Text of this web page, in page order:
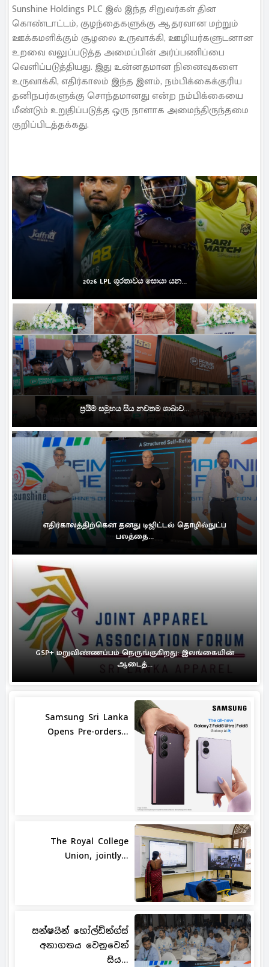
Sunshine Holdings PLC இல் இந்த சிறுவர்கள் தின
கொண்டாட்டம், குழந்தைகளுக்கு ஆதரவான மற்றும்
ஊக்கமளிக்கும் சூழலை உருவாக்கி, ஊழியர்களுடனான
உறவை வலுப்படுத்த அமைப்பின் அர்ப்பணிப்பை
வெளிப்படுத்தியது. இது உன்னதமான நினைவுகளை
உருவாக்கி, எதிர்காலம் இந்த இளம், நம்பிக்கைக்குரிய
தனிநபர்களுக்கு சொந்தமானது என்ற நம்பிக்கையை
மீண்டும் உறுதிப்படுத்த ஒரு நாளாக அமைந்திருந்தமை
குறிப்பிடத்தக்கது.
2026 LPL ශූරතාවය සොයා යන...
ප්‍රයිම් සමූහය සිය නවතම ශාඛාව...
எதிர்காலத்திற்கென தனது டிஜிட்டல் தொழில்நுட்ப
பலத்தை...
GSP+ மறுவிண்ணப்பம் நெருங்குகிறது: இலங்கையின்
ஆடைத்...
Samsung Sri Lanka
Opens Pre-orders...
The Royal College
Union, jointly...
සන්ෂයින් හෝල්ඩින්ග්ස්
අනාගතය වෙනුවෙන්
සිය...